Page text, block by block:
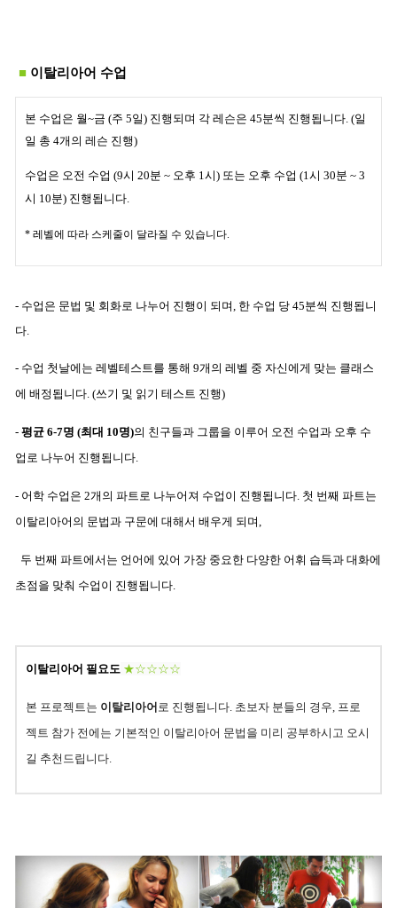
■ 이탈리아어 수업
본 수업은 월~금 (주 5일) 진행되며 각 레슨은 45분씩 진행됩니다. (일
일 총 4개의 레슨 진행)
수업은 오전 수업 (9시 20분 ~ 오후 1시) 또는 오후 수업 (1시 30분 ~ 3
시 10분) 진행됩니다.
* 레벨에 따라 스케줄이 달라질 수 있습니다.
- 수업은 문법 및 회화로 나누어 진행이 되며, 한 수업 당 45분씩 진행됩니
다.
- 수업 첫날에는 레벨테스트를 통해 9개의 레벨 중 자신에게 맞는 클래스
에 배정됩니다. (쓰기 및 읽기 테스트 진행)
- 평균 6-7명 (최대 10명)의 친구들과 그룹을 이루어 오전 수업과 오후 수
업로 나누어 진행됩니다.
- 어학 수업은 2개의 파트로 나누어져 수업이 진행됩니다. 첫 번째 파트는
이탈리아어의 문법과 구문에 대해서 배우게 되며,
두 번째 파트에서는 언어에 있어 가장 중요한 다양한 어휘 습득과 대화에
초점을 맞춰 수업이 진행됩니다.
이탈리아어 필요도 ★☆☆☆☆
본 프로젝트는 이탈리아어 로 진행됩니다. 초보자 분들의 경우, 프로
젝트 참가 전에는 기본적인 이탈리아어 문법을 미리 공부하시고 오시
길 추천드립니다.